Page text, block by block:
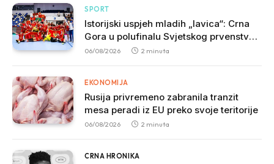
SPORT
Istorijski uspjeh mladih „lavica“: Crna
Gora u polufinalu Svjetskog prvenstva
nakon pobjede nad Slovačkom
06/08/2026 2 minuta
EKONOMIJA
Rusija privremeno zabranila tranzit
mesa peradi iz EU preko svoje teritorije
06/08/2026 2 minuta
CRNA HRONIKA